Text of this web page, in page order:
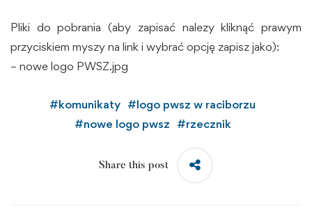
Pliki do pobrania (aby zapisać nalezy kliknąć prawym
przyciskiem myszy na link i wybrać opcję zapisz jako):
– nowe logo PWSZ.jpg
#komunikaty #logo pwsz w raciborzu
#nowe logo pwsz #rzecznik
Share this post